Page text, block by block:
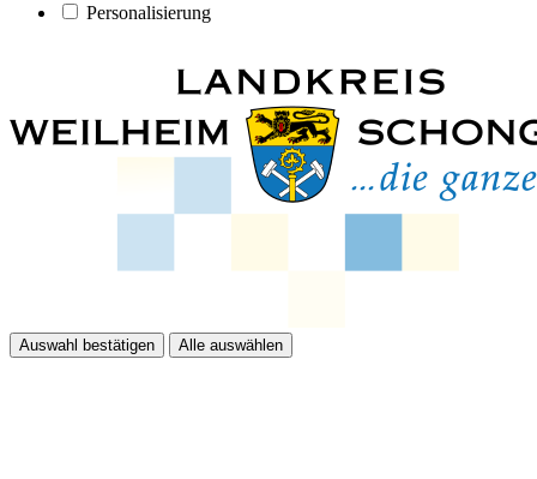
Personalisierung
Auswahl bestätigen Alle auswählen